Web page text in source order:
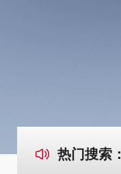
热门搜索：